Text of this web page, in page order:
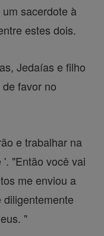
sacerdote à
estes dois.
Jedaías e filho
favor no
e trabalhar na
"Então você vai
me enviou a
"